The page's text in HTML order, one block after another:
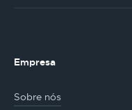
Empresa
Sobre nós